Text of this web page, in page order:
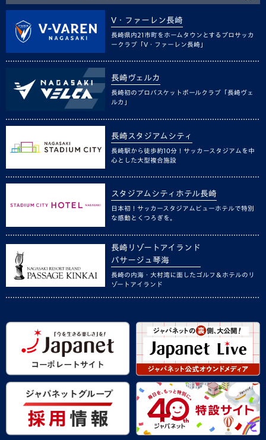
V・ファーレン長崎
長崎県内21市町をホームタウンとするプロサッカ
ークラブ「V・ファーレン長崎」
長崎ヴェルカ
長崎初のプロバスケットボールクラブ「長崎ヴェ
ルカ」
長崎スタジアムシティ
長崎駅から徒歩約10分！サッカースタジアムを中
心とした大型複合施設
スタジアムシティホテル長崎
日本初！サッカースタジアムビューホテルで特別
な感動とくつろぎを。
長崎リゾートアイランド
パサージュ琴海
長崎の内海・大村湾に面したゴルフ＆ホテルのリ
ゾートアイランド